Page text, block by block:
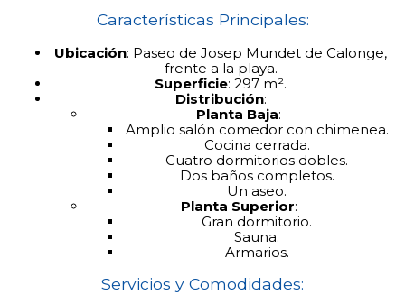
Características Principales:
Ubicación: Paseo de Josep Mundet de Calonge,
frente a la playa.
Superficie: 297 m².
Distribución:
Planta Baja:
Amplio salón comedor con chimenea.
Cocina cerrada.
Cuatro dormitorios dobles.
Dos baños completos.
Un aseo.
Planta Superior:
Gran dormitorio.
Sauna.
Armarios.
Servicios y Comodidades: